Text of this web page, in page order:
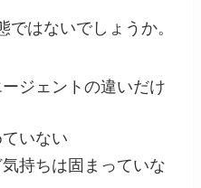
はないでしょうか。
ジェントの違いだけ
いない
持ちは固まっていな